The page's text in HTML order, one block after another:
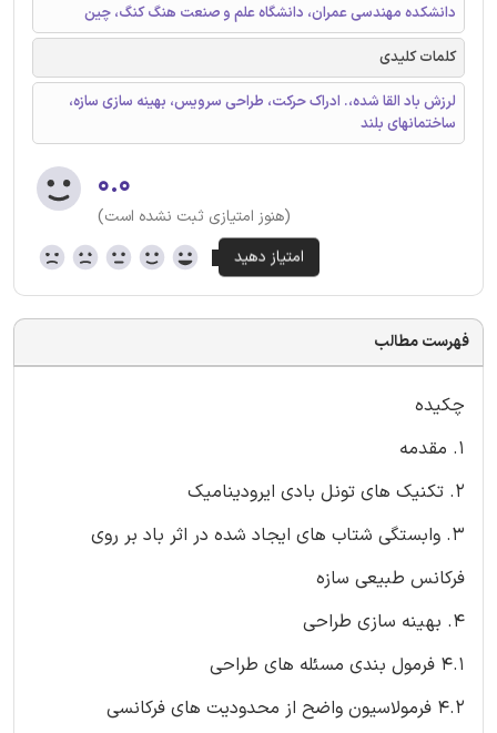
دانشکده مهندسی عمران، دانشگاه علم و صنعت هنگ کنگ، چین
کلمات کلیدی
لرزش باد القا شده،. ادراک حرکت، طراحی سرویس، بهینه سازی سازه،
ساختمانهای بلند
۰.۰
(هنوز امتیازی ثبت نشده است)
فهرست مطالب
چکیده
1. مقدمه
2. تکنیک های تونل بادی ایرودینامیک
3. وابستگی شتاب های ایجاد شده در اثر باد بر روی
فرکانس طبیعی سازه
4. بهینه سازی طراحی
4.1 فرمول بندی مسئله های طراحی
4.2 فرمولاسیون واضح از محدودیت های فرکانسی